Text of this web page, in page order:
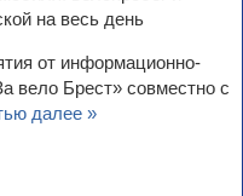
от информационно-
вело Брест» совместно с
далее »